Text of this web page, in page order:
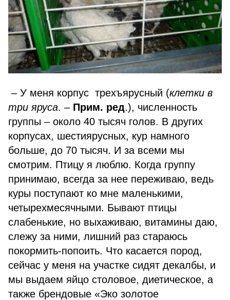
– У меня корпус трехъярусный (клетки в
три яруса. – Прим. ред.), численность
группы – около 40 тысяч голов. В других
корпусах, шестиярусных, кур намного
больше, до 70 тысяч. И за всеми мы
смотрим. Птицу я люблю. Когда группу
принимаю, всегда за нее переживаю, ведь
куры поступают ко мне маленькими,
четырехмесячными. Бывают птицы
слабенькие, но выхаживаю, витамины даю,
слежу за ними, лишний раз стараюсь
покормить-попоить. Что касается пород,
сейчас у меня на участке сидят декалбы, и
мы выдаем яйцо столовое, диетическое, а
также брендовые «Эко золотое